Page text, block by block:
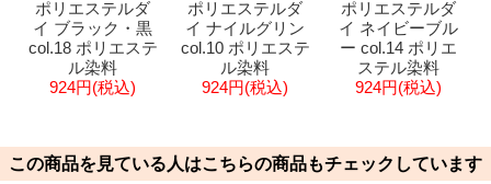
ポリエステルダ
イ ブラック・黒
col.18 ポリエステ
ル染料
924円(税込)
ポリエステルダ
イ ナイルグリン
col.10 ポリエステ
ル染料
924円(税込)
ポリエステルダ
イ ネイビーブル
ー col.14 ポリエ
ステル染料
924円(税込)
この商品を見ている人はこちらの商品もチェックしています